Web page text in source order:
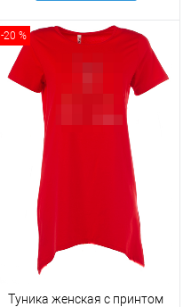
-20 %
Туника женская с принтом